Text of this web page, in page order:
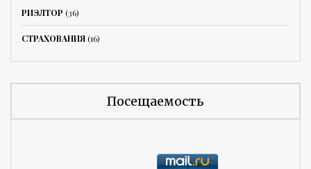
РИЭЛТОР (36)
СТРАХОВАНИЯ(16)
Посещаемость